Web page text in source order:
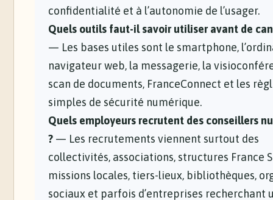
confidentialité et à l’autonomie de l’usager.
Quels outils faut-il savoir utiliser avant de
— Les bases utiles sont le smartphone,
navigateur web, la messagerie, la
scan de documents, FranceConnect et les
simples de sécurité numérique.
Quels employeurs recrutent des conseillers
? — Les recrutements viennent surtout des
collectivités, associations, structures France
missions locales, tiers-lieux, bibliothèques,
sociaux et parfois d’entreprises recherchant